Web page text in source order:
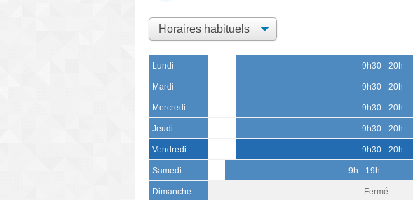
Lundi 9h30 - 20h
Mardi 9h30 - 20h
Mercredi 9h30 - 20h
Jeudi 9h30 - 20h
Vendredi 9h30 - 20h
Samedi 9h - 19h
Dimanche Fermé